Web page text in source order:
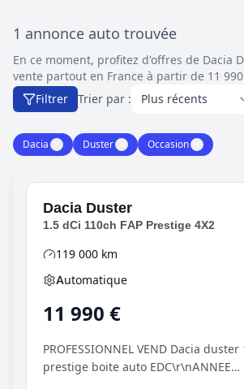
1 annonce auto trouvée
En ce moment, profitez d'offres de Dacia
vente partout en France à partir de 11
Filtrer
Trier par :
Dacia Duster Occasion
Dacia Duster
1.5 dCi 110ch FAP Prestige 4X2
Kilométrage
119 000 km
Boîte de vitesses
Automatique
11 990 €
PROFESSIONNEL VEND Dacia
prestige boite auto EDC\r\nANNEE